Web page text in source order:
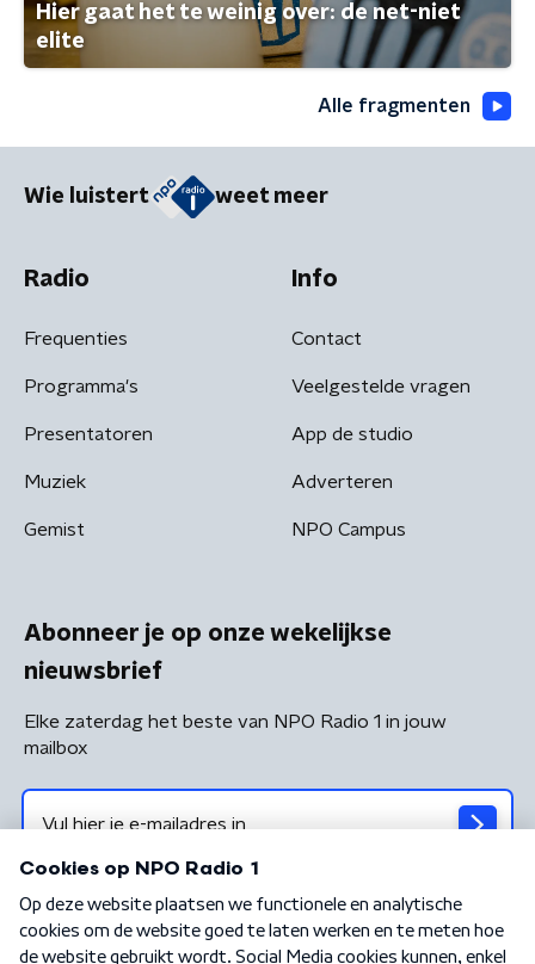
Hier gaat het te weinig over: de net-niet
elite
Alle fragmenten
Wie luistert weet meer
Radio
Frequenties
Programma's
Presentatoren
Muziek
Gemist
Info
Contact
Veelgestelde vragen
App de studio
Adverteren
NPO Campus
Abonneer je op onze wekelijkse
nieuwsbrief
Elke zaterdag het beste van NPO Radio 1 in jouw
mailbox